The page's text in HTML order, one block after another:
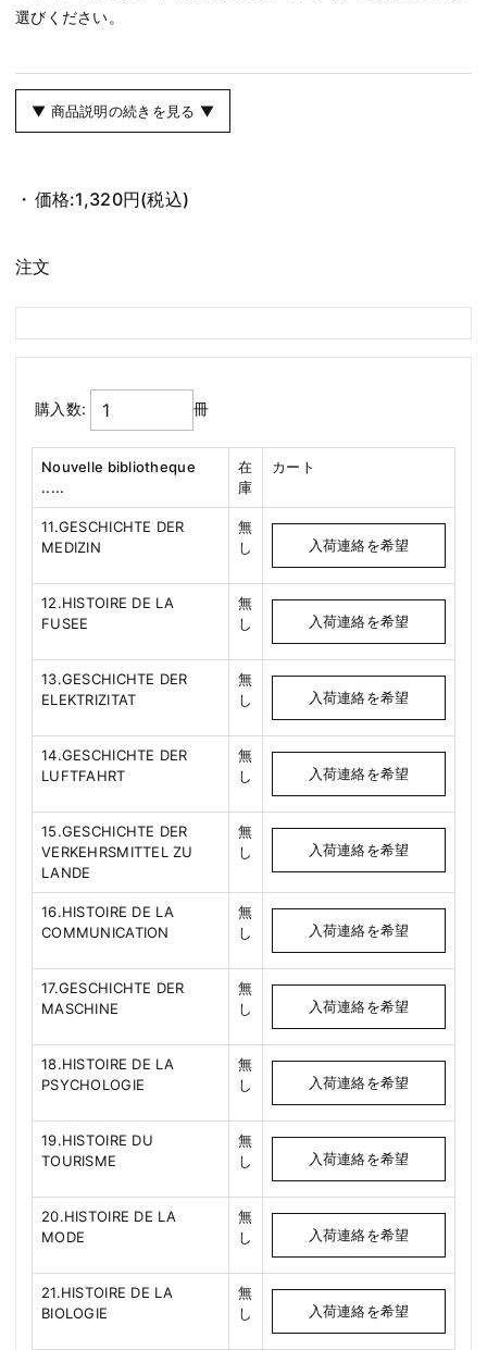
選びください。
▼ 商品説明の続きを見る ▼
価格:1,320円(税込)
注文
購入数: 冊
Nouvelle bibliotheque
.....
在
庫
カート
11.GESCHICHTE DER
MEDIZIN
無
し
入荷連絡を希望
12.HISTOIRE DE LA
FUSEE
無
し
入荷連絡を希望
13.GESCHICHTE DER
ELEKTRIZITAT
無
し
入荷連絡を希望
14.GESCHICHTE DER
LUFTFAHRT
無
し
入荷連絡を希望
15.GESCHICHTE DER
VERKEHRSMITTEL ZU
LANDE
無
し
入荷連絡を希望
16.HISTOIRE DE LA
COMMUNICATION
無
し
入荷連絡を希望
17.GESCHICHTE DER
MASCHINE
無
し
入荷連絡を希望
18.HISTOIRE DE LA
PSYCHOLOGIE
無
し
入荷連絡を希望
19.HISTOIRE DU
TOURISME
無
し
入荷連絡を希望
20.HISTOIRE DE LA
MODE
無
し
入荷連絡を希望
21.HISTOIRE DE LA
BIOLOGIE
無
し
入荷連絡を希望